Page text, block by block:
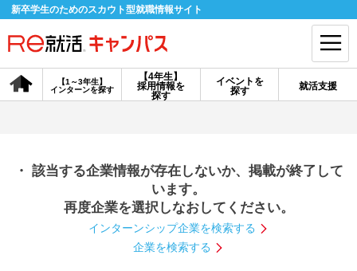
新卒学生のためのスカウト型就職情報サイト
【4年生】
採用情報を
探す
【1～3年生】
インターンを探す
イベントを
探す
就活支援
会員登録 ログイン
探す
【4年生】
説明会を探す
インターンを探す
・ 該当する企業情報が存在しないか、掲載が終了して
います。
再度企業を選択しなおしてください。
インターンシップ企業を検索する
企業を検索する